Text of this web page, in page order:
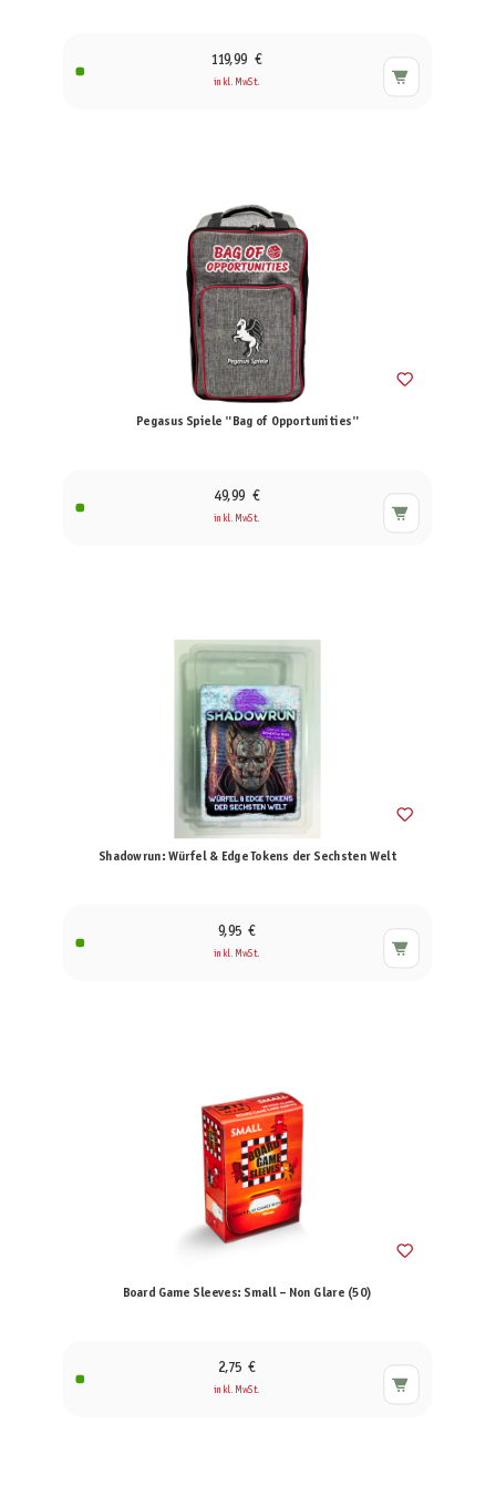
119,99 €
inkl. MwSt.
Pegasus Spiele "Bag of Opportunities"
49,99 €
inkl. MwSt.
Shadowrun: Würfel & Edge Tokens der Sechsten Welt
9,95 €
inkl. MwSt.
Board Game Sleeves: Small – Non Glare (50)
2,75 €
inkl. MwSt.